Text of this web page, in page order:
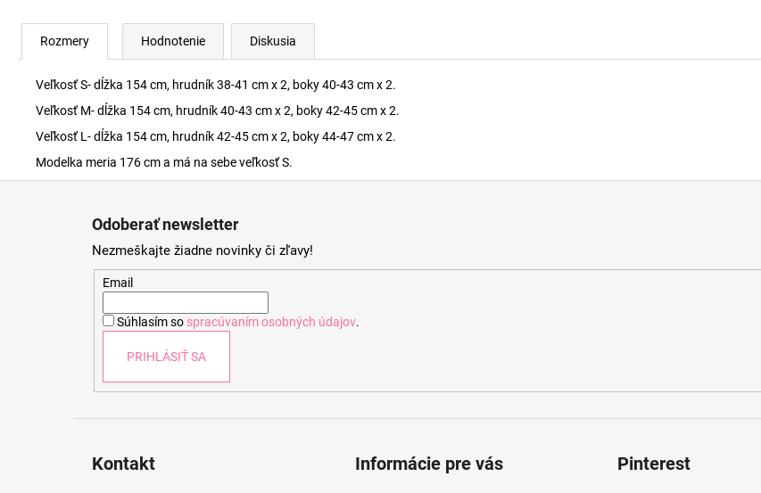
Rozmery Hodnotenie Diskusia
Veľkosť S- dĺžka 154 cm, hrudník 38-41 cm x 2, boky 40-43 cm x 2.
Veľkosť M- dĺžka 154 cm, hrudník 40-43 cm x 2, boky 42-45 cm x 2.
Veľkosť L- dĺžka 154 cm, hrudník 42-45 cm x 2, boky 44-47 cm x 2.
Modelka meria 176 cm a má na sebe veľkosť S.
Odoberať newsletter
Nezmeškajte žiadne novinky či zľavy!
Email
Súhlasím so spracúvaním osobných údajov.
PRIHLÁSIŤ SA
Kontakt Informácie pre vás Pinterest